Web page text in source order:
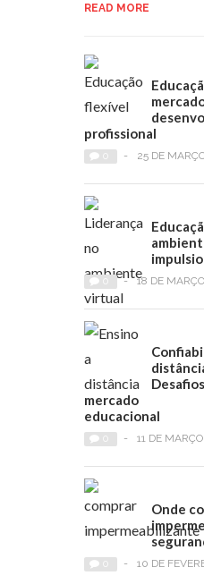
READ MORE
profissional
- 25 DE
- 18 DE
mercado
educacional
- 11 DE
Onde
- 10 DE